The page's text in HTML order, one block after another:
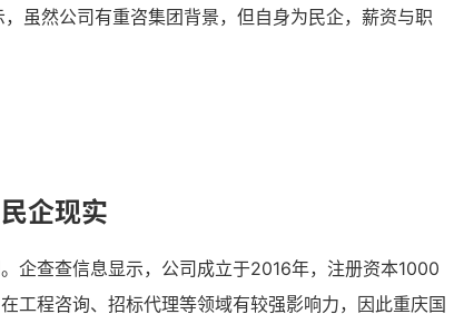
虽然公司有重咨集团背景，但自身为民企，薪资与职
企现实
企查查信息显示，公司成立于2016年，注册资本1000
工程咨询、招标代理等领域有较强影响力，因此重庆国